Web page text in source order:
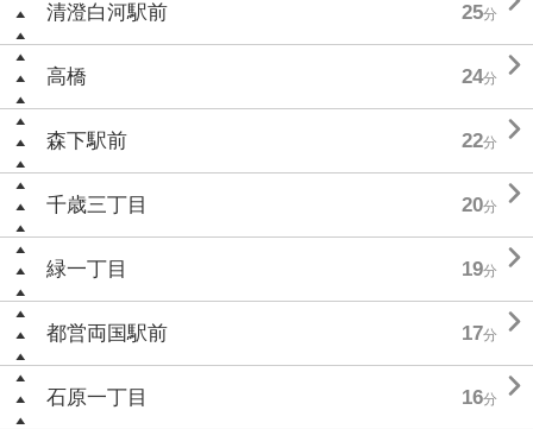
清澄白河駅前 25分
高橋 24分 
森下駅前 22分 
千歳三丁目 20分 
緑一丁目 19分 
都営両国駅前 17分 
石原一丁目 16分 